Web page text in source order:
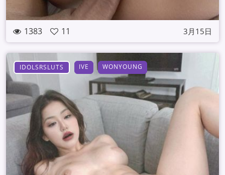
1383 11 3月15日
IDOLSRSLUTS IVE WONYOUNG